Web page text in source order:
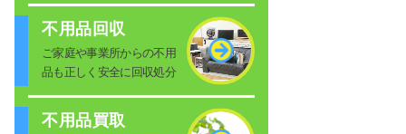
不用品回収
ご家庭や事業所からの不用
品も正しく安全に回収処分
不用品買取